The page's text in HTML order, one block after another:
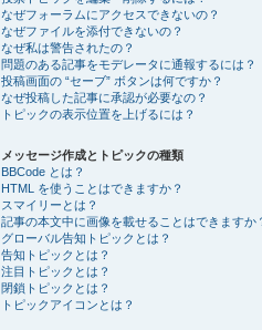
なぜフォーラムにアクセスできないの？
なぜファイルを添付できないの？
なぜ私は警告されたの？
問題のある記事をモデレータに通報するには？
投稿画面の “セーブ” ボタンは何ですか？
なぜ投稿した記事に承認が必要なの？
トピックの表示位置を上げるには？
メッセージ作成とトピックの種類
BBCode とは？
HTML を使うことはできますか？
スマイリーとは？
記事の本文中に画像を載せることはできますか
グローバル告知トピックとは？
告知トピックとは？
注目トピックとは？
閉鎖トピックとは？
トピックアイコンとは？